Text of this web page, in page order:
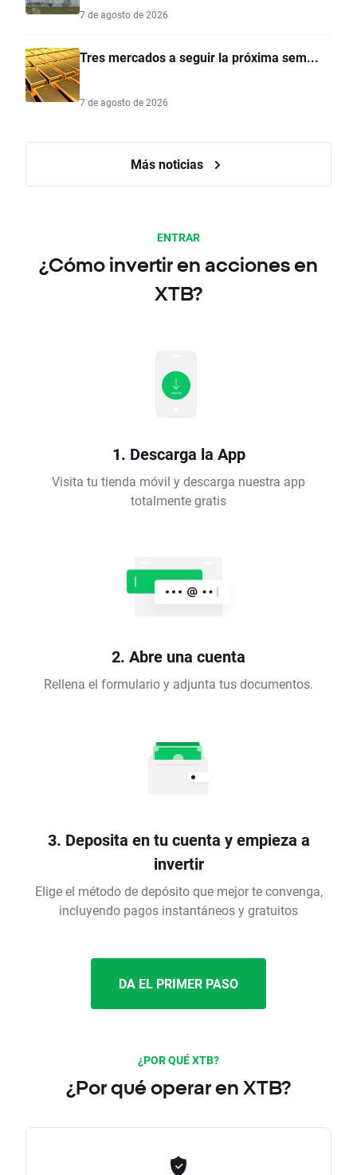
7 de agosto de 2026
Tres mercados a seguir la próxima sem...
7 de agosto de 2026
Más noticias
ENTRAR
¿Cómo invertir en acciones en
XTB?
1. Descarga la App
Visita tu tienda móvil y descarga nuestra app
totalmente gratis
2. Abre una cuenta
Rellena el formulario y adjunta tus documentos.
3. Deposita en tu cuenta y empieza a
invertir
Elige el método de depósito que mejor te convenga,
incluyendo pagos instantáneos y gratuitos
DA EL PRIMER PASO
¿POR QUÉ XTB?
¿Por qué operar en XTB?